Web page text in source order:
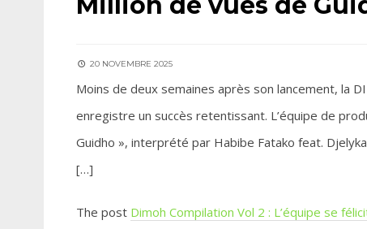
20 NOVEMBRE 2025
Moins de deux semaines après son lancement, la
enregistre un succès retentissant. L’équipe de
Guidho », interprété par Habibe Fatako feat.
[…]
The post Dimoh Compilation Vol 2 : L’équipe se